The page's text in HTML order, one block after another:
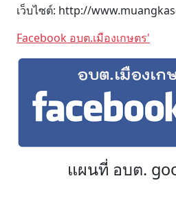
เว็บไซต์: http://
Facebook อบต.เมืองเกษตร'
แผนที่ อบต.